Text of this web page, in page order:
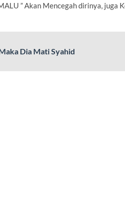
” Akan Mencegah dirinya, juga
Dia Mati Syahid